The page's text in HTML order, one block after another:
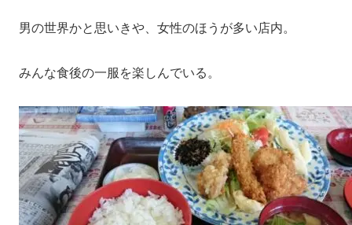
男の世界かと思いきや、女性のほうが多い店内。
みんな食後の一服を楽しんでいる。